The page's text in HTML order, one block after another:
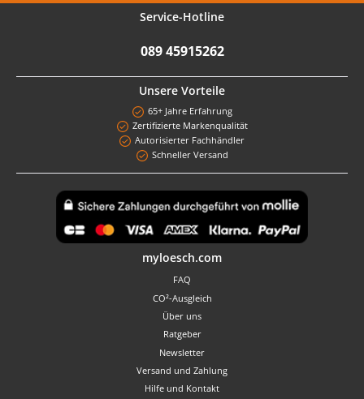
Service-Hotline
089 45915262
Unsere Vorteile
65+ Jahre Erfahrung
Zertifizierte Markenqualität
Autorisierter Fachhändler
Schneller Versand
myloesch.com
FAQ
CO²-Ausgleich
Über uns
Ratgeber
Newsletter
Versand und Zahlung
Hilfe und Kontakt